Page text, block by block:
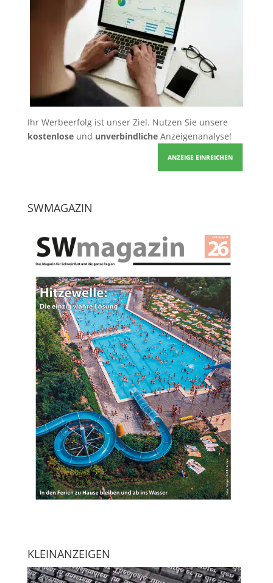
Ihr Werbeerfolg ist unser Ziel. Nutzen Sie unsere
kostenloseund unverbindlicheAnzeigenanalyse!
ANZEIGE EINREICHEN
SWMAGAZIN
KLEINANZEIGEN